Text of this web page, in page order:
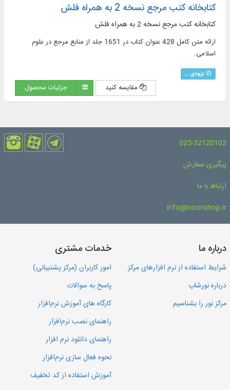
کتابخانه کتب مرجع نسخه 2 به همراه فلش
کتابخانه کتب مرجع نسخه 2 به همراه فلش
ارائه متن کامل 428 عنوان کتاب در 1651 جلد از منابع مرجع در علوم
اسلامی.
بزودی ...
مقایسه کنید جزئیات محصول
025-32120102
پیگیری سفارش
ارتباط با ما
info@noorshop.ir
درباره ما
شرایط استفاده از نرم افزارهای مرکز
درباره نورشاپ
مرکز نور را بشناسیم
خدمات مشتری
امور کاربران (مرکز پشتیبانی)
پاسخ به سوالات
کارگاه های آموزش نرم‌افزار
راهنمای نصب نرم‌افزار
راهنمای دانلود نرم افزار
نحوه فعال سازی نرم‌افزار
آموزش استفاده از کد تخفیف